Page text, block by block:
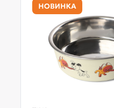
НОВИНКА